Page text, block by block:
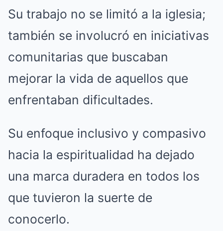
Su trabajo no se limitó a la iglesia;
también se involucró en iniciativas
comunitarias que buscaban
mejorar la vida de aquellos que
enfrentaban dificultades.
Su enfoque inclusivo y compasivo
hacia la espiritualidad ha dejado
una marca duradera en todos los
que tuvieron la suerte de
conocerlo.